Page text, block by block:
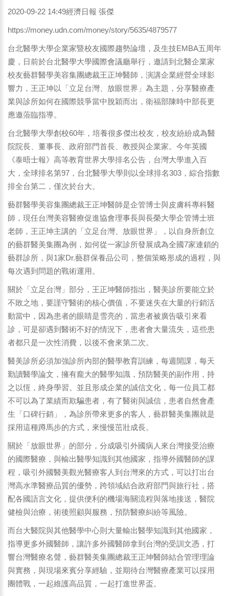
2020-09-22 14:49經濟日報 張傑
https://money.udn.com/money/story/5635/4879577
台北醫學大學企業家暨校友國際趨勢論壇，及生技EMBA五周年
慶，日前於台北醫學大學國際會議廳舉行，邀請到北醫企業家
校友藝群醫學美容集團總裁王正坤醫師，演講企業經營全球影
響力，王正坤以「立足台灣、放眼世界」為主題，分享醫療產
業與診所如何在國際競爭當中脫穎而出，衛福部陳時中部長更
應邀蒞臨指導。
台北醫學大學創校60年，培養很多傑出校友，校友紛紛成為醫
院院長、董事長、政府部門首長、教授與企業家。今年英國
《泰晤士報》高等教育世界大學排名公告，台灣大學進入百
大，全球排名第97，台北醫學大學則以全球排名303，綜合指數
排全台第二，僅次於台大。
藝群醫學美容集團總裁王正坤醫師是企管博士與皮膚科專科醫
師，現任台灣美容醫療促進協會理事長與長榮大學企管博士班
老師，王正坤主講的「立足台灣、放眼世界」，以自身所創立
的藝群醫美集團為例，如何從一家診所發展成為全國7家連鎖的
藝群診所，與1家Dr.藝群保養品公司，整個策略形成的過程，與
每次遇到問題的戰術運用。
關於「立足台灣」部分，王正坤醫師指出，醫美診所要能立於
不敗之地，要謹守醫術的核心價值，不要迷失在大量的行銷活
動當中，因為患者的眼睛是雪亮的，當患者被廣告吸引來看
診，可是卻遇到醫術不好的情況下，患者會大量流失，這些患
者都只是一次性消費，以後不會來第二次。
醫美診所必須加強診所內部的醫學教育訓練，每週開課，每天
勤讀醫學論文，擁有龐大的醫學知識，預防醫美的副作用，持
之以恆，終身學習。並且形成企業的誠信文化，每一位員工都
不可以為了業績而欺騙患者，有了醫術與誠信，患者自然會產
生「口碑行銷」，為診所帶來更多的客人，藝群醫美集團就是
採用這種蹲馬步的方式，來慢慢茁壯成長。
關於「放眼世界」的部分，分成吸引外國病人來台灣接受治療
的國際醫療，與輸出醫學知識到其他國家，指導外國醫師的課
程，吸引外國醫美觀光醫療客人到台灣來的方式，可以打出台
灣高水準醫療品質的優勢，跨領域結合政府部門與旅行社，搭
配各國語言文化，提供便利的機場海關流程與落地接送，醫院
健檢與治療，術後照顧與服務，預防醫療糾紛等風險。
而台大醫院與其他醫學中心則大量輸出醫學知識到其他國家，
指導更多外國醫師，讓許多外國醫師拿到台灣的受訓文憑，打
響台灣醫療名聲，藝群醫美集團總裁王正坤醫師結合管理理論
與實務，與現場來賓分享經驗，並期待台灣醫療產業可以採用
團體戰，一起維護高品質，一起打進世界盃。